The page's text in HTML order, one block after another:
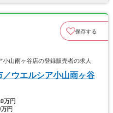
保存する
山雨ヶ谷店の登録販売者の求人
ウエルシア小山雨ヶ谷
万円
円